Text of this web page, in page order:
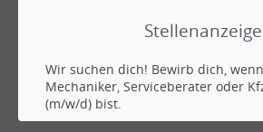
Stellenanzeige
Wir suchen dich! Bewirb dich,
Mechaniker, Serviceberater oder
(m/w/d) bist.